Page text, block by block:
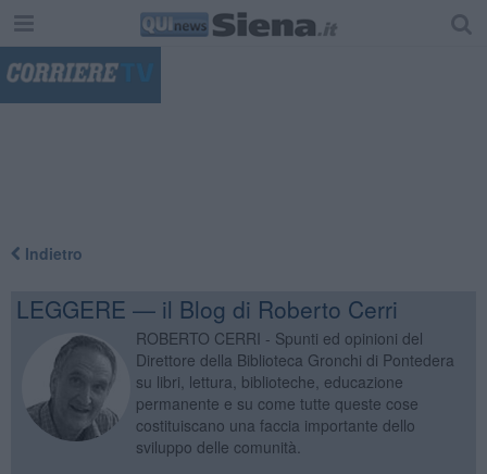
Indietro
LEGGERE — il Blog di Roberto Cerri
ROBERTO CERRI - Spunti ed opinioni del
Direttore della Biblioteca Gronchi di Pontedera
su libri, lettura, biblioteche, educazione
permanente e su come tutte queste cose
costituiscano una faccia importante dello
sviluppo delle comunità.